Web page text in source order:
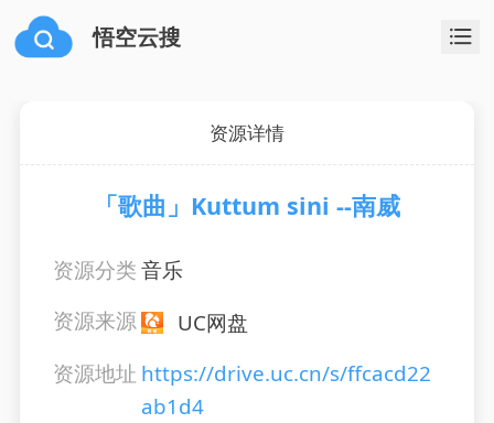
悟空云搜
资源详情
「歌曲」Kuttum sini --南威
资源分类音乐
资源来源
UC网盘
资源地址 https://drive.uc.cn/s/ffcacd22
ab1d4